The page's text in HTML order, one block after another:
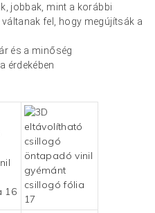
jobbak, mint a korábbi
fel, hogy megújítsák a
és a minőség
érdekében